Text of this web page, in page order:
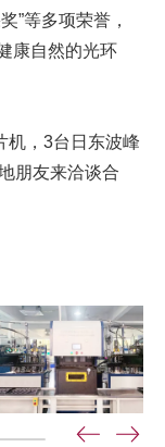
”等多项荣誉，
康自然的光环
机，3台日东波峰
朋友来洽谈合